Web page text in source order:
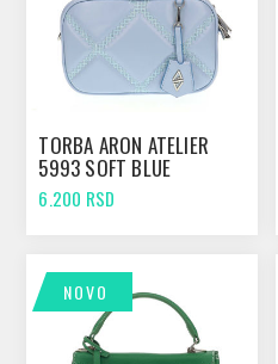
TORBA ARON ATELIER
5993 SOFT BLUE
6.200 RSD
NOVO